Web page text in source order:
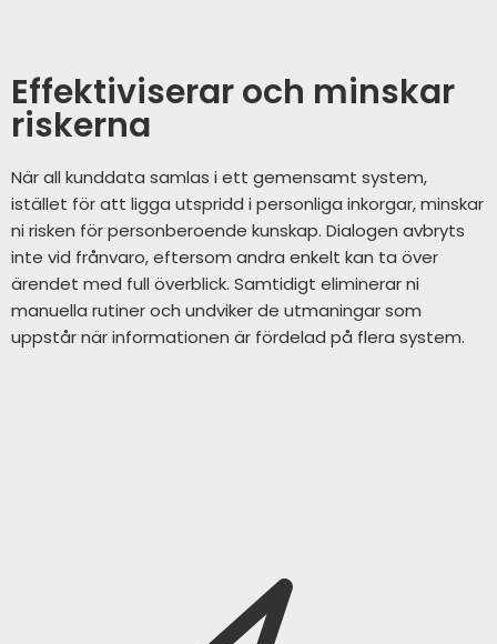
Effektiviserar och minskar
riskerna
När all kunddata samlas i ett gemensamt system,
istället för att ligga utspridd i personliga inkorgar, minskar
ni risken för personberoende kunskap. Dialogen avbryts
inte vid frånvaro, eftersom andra enkelt kan ta över
ärendet med full överblick. Samtidigt eliminerar ni
manuella rutiner och undviker de utmaningar som
uppstår när informationen är fördelad på flera system.